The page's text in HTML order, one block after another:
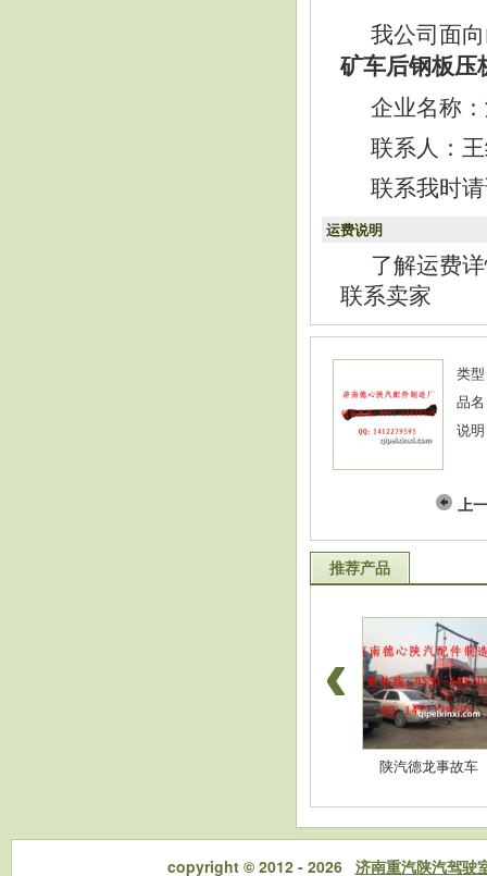
我公司面
矿车后钢板
企业名称
联系人：
联系我时
运费说明
了解运费
联系卖家
类
品
说
上
推荐产品
陕汽德龙事故车
copyright © 2012 - 2026 济南重汽陕汽驾驶